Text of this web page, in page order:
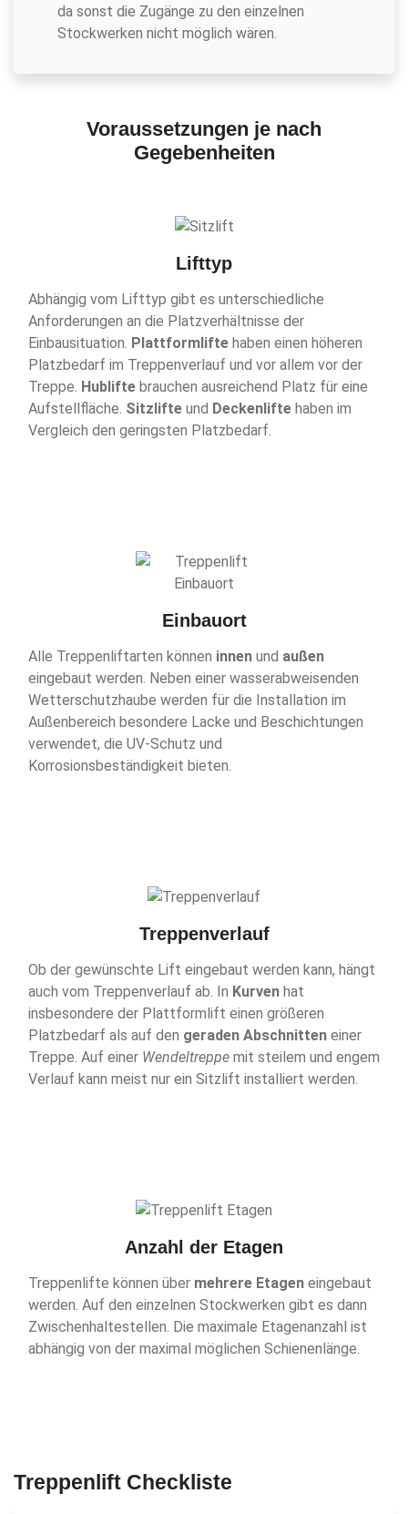
da sonst die Zugänge zu den einzelnen
Stockwerken nicht möglich wären.
Voraussetzungen je nach
Gegebenheiten
Lifttyp
Abhängig vom Lifttyp gibt es unterschiedliche
Anforderungen an die Platzverhältnisse der
Einbausituation. Plattformlifte haben einen höheren
Platzbedarf im Treppenverlauf und vor allem vor der
Treppe. Hublifte brauchen ausreichend Platz für eine
Aufstellfläche. Sitzlifte und Deckenlifte haben im
Vergleich den geringsten Platzbedarf.
Einbauort
Alle Treppenliftarten können innen und außen
eingebaut werden. Neben einer wasserabweisenden
Wetterschutzhaube werden für die Installation im
Außenbereich besondere Lacke und Beschichtungen
verwendet, die UV-Schutz und
Korrosionsbeständigkeit bieten.
Treppenverlauf
Ob der gewünschte Lift eingebaut werden kann, hängt
auch vom Treppenverlauf ab. In Kurven hat
insbesondere der Plattformlift einen größeren
Platzbedarf als auf den geraden Abschnitten einer
Treppe. Auf einer Wendeltreppe mit steilem und engem
Verlauf kann meist nur ein Sitzlift installiert werden.
Anzahl der Etagen
Treppenlifte können über mehrere Etagen eingebaut
werden. Auf den einzelnen Stockwerken gibt es dann
Zwischenhaltestellen. Die maximale Etagenanzahl ist
abhängig von der maximal möglichen Schienenlänge.
Treppenlift Checkliste